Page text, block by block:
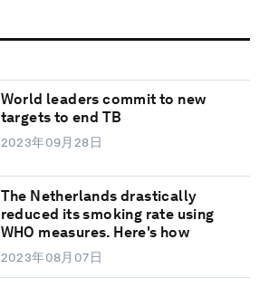
World leaders commit to new
targets to end TB
2023年09月28日
The Netherlands drastically
reduced its smoking rate using
WHO measures. Here's how
2023年08月07日